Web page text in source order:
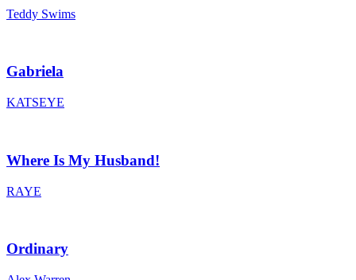
Teddy Swims
Gabriela
KATSEYE
Where Is My Husband!
RAYE
Ordinary